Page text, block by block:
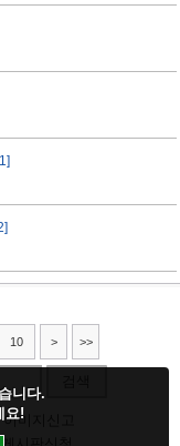
10 > >>
이미지신고
니다.
요!